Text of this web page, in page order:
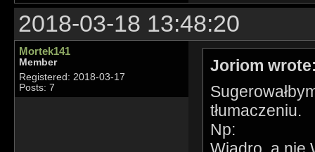
2018-03-18 13:48:20
Mortek141
Member
Registered: 2018-03-17
Posts: 7
Joriom
tłumaczeniu.
Np:
Wiadro, a nie